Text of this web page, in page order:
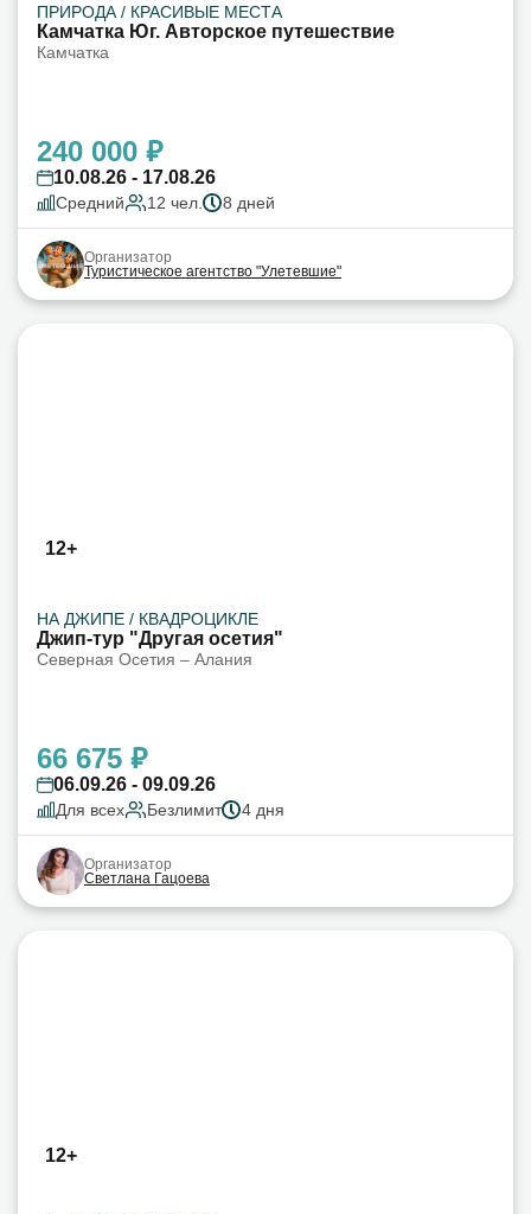
ПРИРОДА / КРАСИВЫЕ МЕСТА
Камчатка Юг. Авторское путешествие
Камчатка
240 000 ₽
10.08.26 - 17.08.26
Средний 12 чел. 8 дней
Организатор
Туристическое агентство "Улетевшие"
12+
НА ДЖИПЕ / КВАДРОЦИКЛЕ
Джип-тур "Другая осетия"
Северная Осетия – Алания
66 675 ₽
06.09.26 - 09.09.26
Для всех Безлимит 4 дня
Организатор
Светлана Гацоева
12+